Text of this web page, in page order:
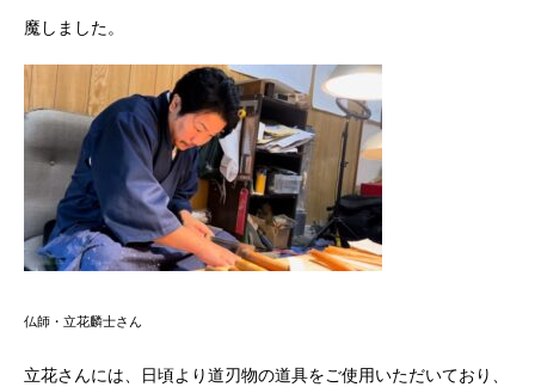
魔しました。
仏師・立花麟士さん
⽴花さんには、⽇頃より道刃物の道具をご使⽤いただいており、